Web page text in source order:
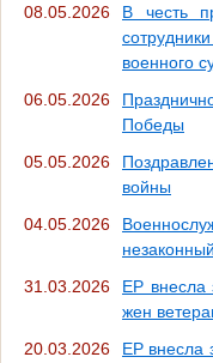
08.05.2026
В честь
военного
06.05.2026
Победы
05.05.2026
войны
04.05.2026
31.03.2026
ЕР внесла
жен
20.03.2026
ЕР внесла